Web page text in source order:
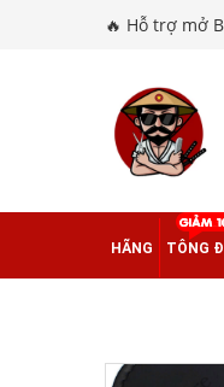
🔥 Hỗ trợ mở
HÃNG TÔNG